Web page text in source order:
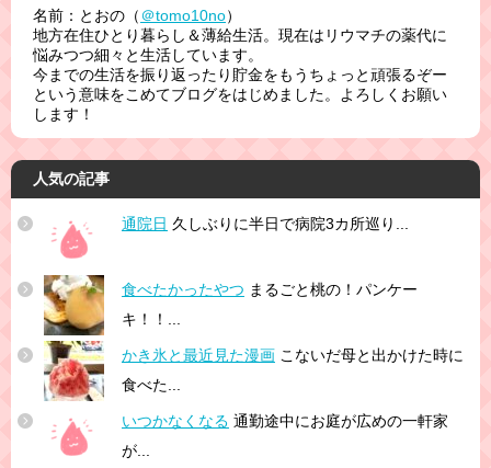
名前：とおの（＠tomo10no）
地方在住ひとり暮らし＆薄給生活。現在はリウマチの薬代に
悩みつつ細々と生活しています。
今までの生活を振り返ったり貯金をもうちょっと頑張るぞー
という意味をこめてブログをはじめました。よろしくお願い
します！
人気の記事
通院日 久しぶりに半日で病院3カ所巡り...
食べたかったやつ まるごと桃の！パンケー
キ！！...
かき氷と最近見た漫画 こないだ母と出かけた時に
食べた...
いつかなくなる 通勤途中にお庭が広めの一軒家
が...